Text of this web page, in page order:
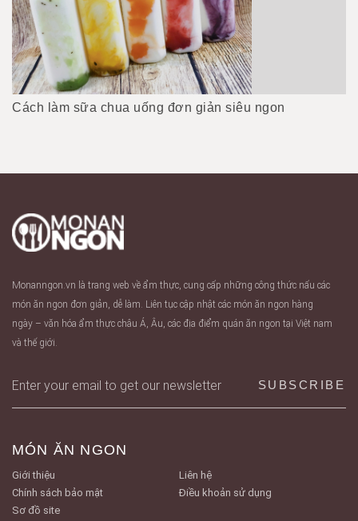
Cách làm sữa chua uống đơn giản siêu ngon
Monanngon.vn là trang web về ẩm thực, cung cấp những công thức nấu các
món ăn ngon đơn giản, dễ làm. Liên tục cập nhật các món ăn ngon hàng
ngày – văn hóa ẩm thực châu Á, Âu, các địa điểm quán ăn ngon tại Việt nam
và thế giới.
MÓN ĂN NGON
Giới thiệu
Liên hệ
Chính sách bảo mật
Điều khoản sử dụng
Sơ đồ site